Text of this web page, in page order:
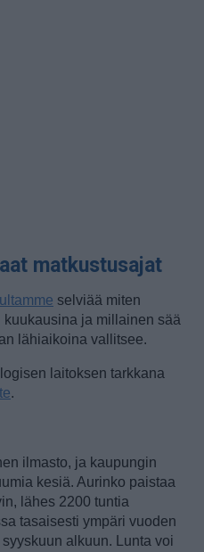
matkustusajat
selviää miten
kuukausina ja millainen sää
lähiaikoina vallitsee.
laitoksen tarkkana
.
ilmasto, ja kaupungin
kesiä. Aurinko paistaa
lähes 2200 tuntia
tasaisesti ympäri vuoden
alkuun. Lunta voi